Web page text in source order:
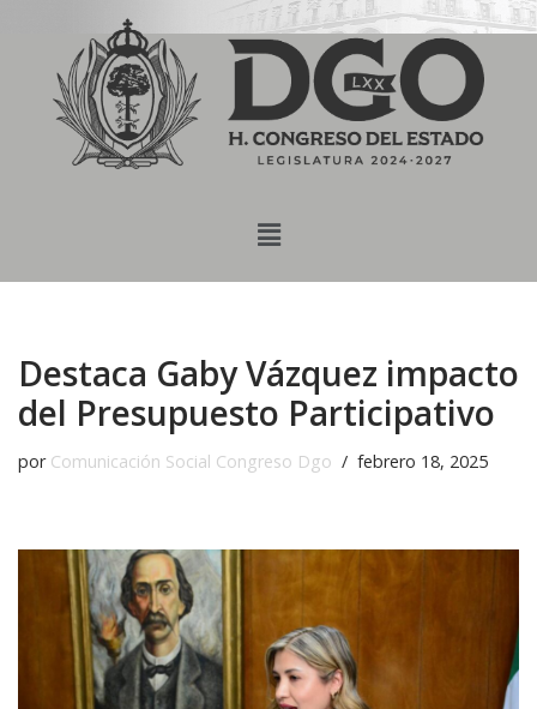
Saltar
contenido
Destaca Gaby Vázquez impacto
del Presupuesto Participativo
por Comunicación Social Congreso Dgo febrero 18, 2025